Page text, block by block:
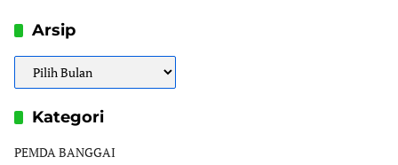
Arsip
Arsip
Kategori
PEMDA BANGGAI